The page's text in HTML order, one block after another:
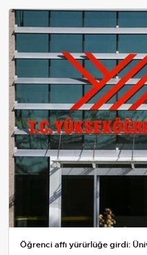
Öğrenci affı yürürlüğe girdi: